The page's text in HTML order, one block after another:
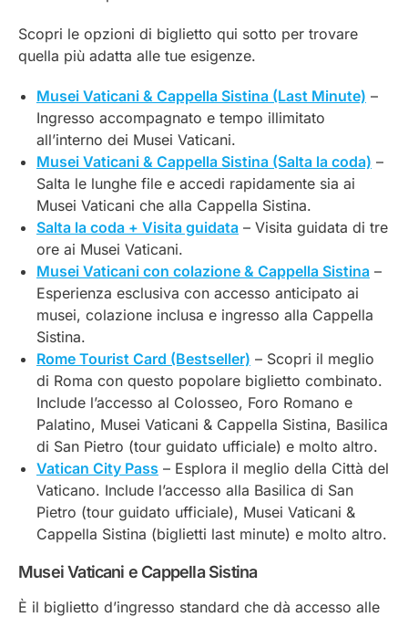
Scopri le opzioni di biglietto qui sotto per trovare
quella più adatta alle tue esigenze.
Musei Vaticani & Cappella Sistina (Last Minute) –
Ingresso accompagnato e tempo illimitato
all’interno dei Musei Vaticani.
Musei Vaticani & Cappella Sistina (Salta la coda) –
Salta le lunghe file e accedi rapidamente sia ai
Musei Vaticani che alla Cappella Sistina.
Salta la coda + Visita guidata – Visita guidata di tre
ore ai Musei Vaticani.
Musei Vaticani con colazione & Cappella Sistina –
Esperienza esclusiva con accesso anticipato ai
musei, colazione inclusa e ingresso alla Cappella
Sistina.
Rome Tourist Card (Bestseller) – Scopri il meglio
di Roma con questo popolare biglietto combinato.
Include l’accesso al Colosseo, Foro Romano e
Palatino, Musei Vaticani & Cappella Sistina, Basilica
di San Pietro (tour guidato ufficiale) e molto altro.
Vatican City Pass – Esplora il meglio della Città del
Vaticano. Include l’accesso alla Basilica di San
Pietro (tour guidato ufficiale), Musei Vaticani &
Cappella Sistina (biglietti last minute) e molto altro.
Musei Vaticani e Cappella Sistina
È il biglietto d’ingresso standard che dà accesso alle